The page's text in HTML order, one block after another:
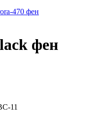
470 фен
фен
11